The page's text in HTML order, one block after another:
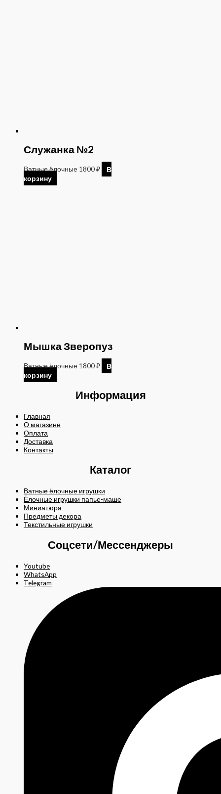
Служанка №2
Ватные ёлочные 1800₽
В
корзину
Мышка Зверопуз
Ватные ёлочные 1800₽
В
корзину
Информация
Главная
О магазине
Оплата
Доставка
Контакты
Каталог
Ватные ёлочные игрушки
Ёлочные игрушки папье-маше
Миниатюра
Предметы декора
Текстильные игрушки
Соцсети/Мессенджеры
Youtube
WhatsApp
Telegram